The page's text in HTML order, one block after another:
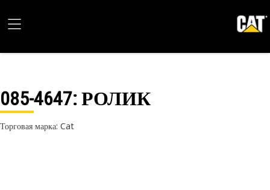
085-4647: РОЛИК
Торговая марка: Cat